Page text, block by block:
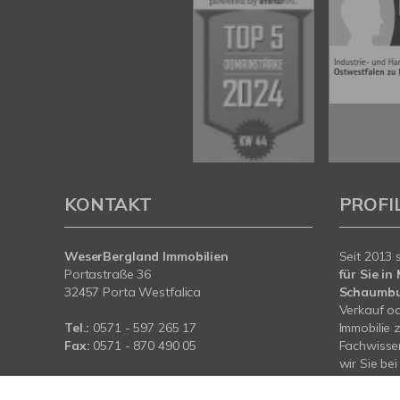
KONTAKT
WeserBergland Immobilien
Portastraße 36
32457 Porta Westfalica
Tel.: 0571 - 597 265 17
Fax: 0571 - 870 490 05
E-Mail: info@wb-immobilien.de
Seit 2013
für Sie in
Verkauf
Immobilie
wir Sie
Immobilie.